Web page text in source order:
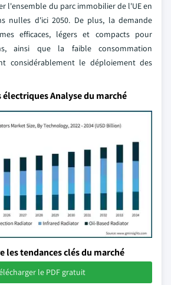
l'ensemble du parc immobilier de l'UE en
nulles d'ici 2050. De plus, la demande
efficaces, légers et compacts pour
ainsi que la faible consommation
considérablement le déploiement des
Analyse du marché
les tendances clés du marché
le PDF gratuit